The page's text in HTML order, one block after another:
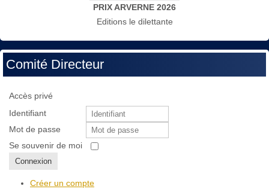
PRIX ARVERNE 2026
Editions le dilettante
Comité Directeur
Accès privé
Identifiant
Mot de passe
Se souvenir de moi
Connexion
Créer un compte